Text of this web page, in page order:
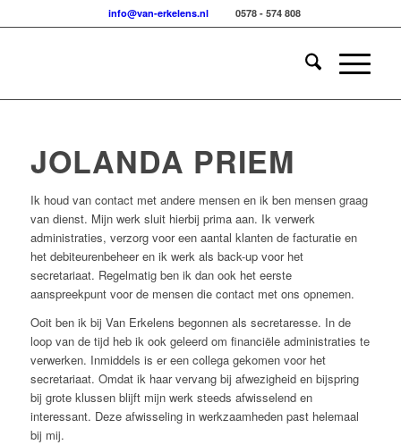
info@van-erkelens.nl 0578 - 574 808
JOLANDA PRIEM
Ik houd van contact met andere mensen en ik ben mensen graag
van dienst. Mijn werk sluit hierbij prima aan. Ik verwerk
administraties, verzorg voor een aantal klanten de facturatie en
het debiteurenbeheer en ik werk als back-up voor het
secretariaat. Regelmatig ben ik dan ook het eerste
aanspreekpunt voor de mensen die contact met ons opnemen.
Ooit ben ik bij Van Erkelens begonnen als secretaresse. In de
loop van de tijd heb ik ook geleerd om financiële administraties te
verwerken. Inmiddels is er een collega gekomen voor het
secretariaat. Omdat ik haar vervang bij afwezigheid en bijspring
bij grote klussen blijft mijn werk steeds afwisselend en
interessant. Deze afwisseling in werkzaamheden past helemaal
bij mij.